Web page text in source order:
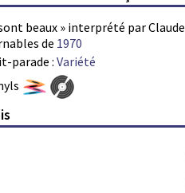
beaux » interprété par Claude
de 1970
parade : Variété